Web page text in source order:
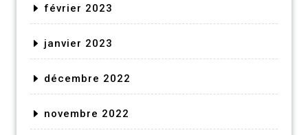
février 2023
janvier 2023
décembre 2022
novembre 2022